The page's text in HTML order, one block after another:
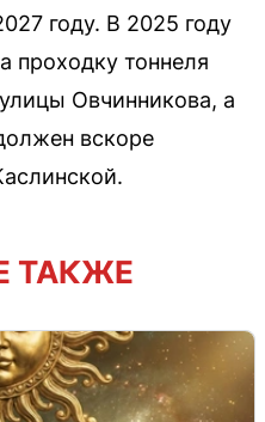
году. В 2025 году
проходку тоннеля
Овчинникова, а
вскоре
ТАКЖЕ